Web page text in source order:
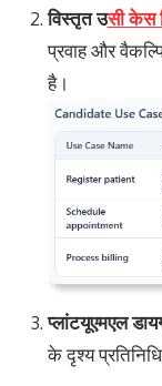
विस्तृत उसी केस
प्रवाह और
है।
प्लांटयूएमएल
के दृश्य